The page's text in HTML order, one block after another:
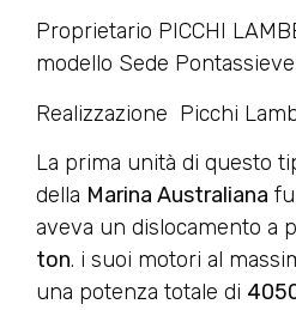
Proprietario PICCHI
modello Sede Pontassieve
Realizzazione Picchi
La prima unità di questo
della Marina Australiana
aveva un dislocamento a
ton. i suoi motori al
una potenza totale di